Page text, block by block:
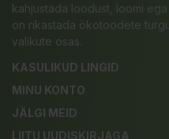
kahjustada loodust, loomi
on rikastada ökotoodete
valikute osas.
KASULIKUD LINGID
MINU KONTO
JÄLGI MEID
LIITU UUDISKIRJAGA